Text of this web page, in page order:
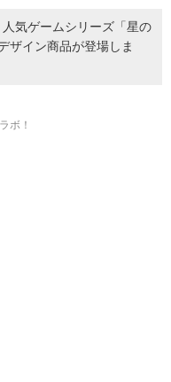
気ゲームシリーズ「星の
ザイン商品が登場しま
ボ！